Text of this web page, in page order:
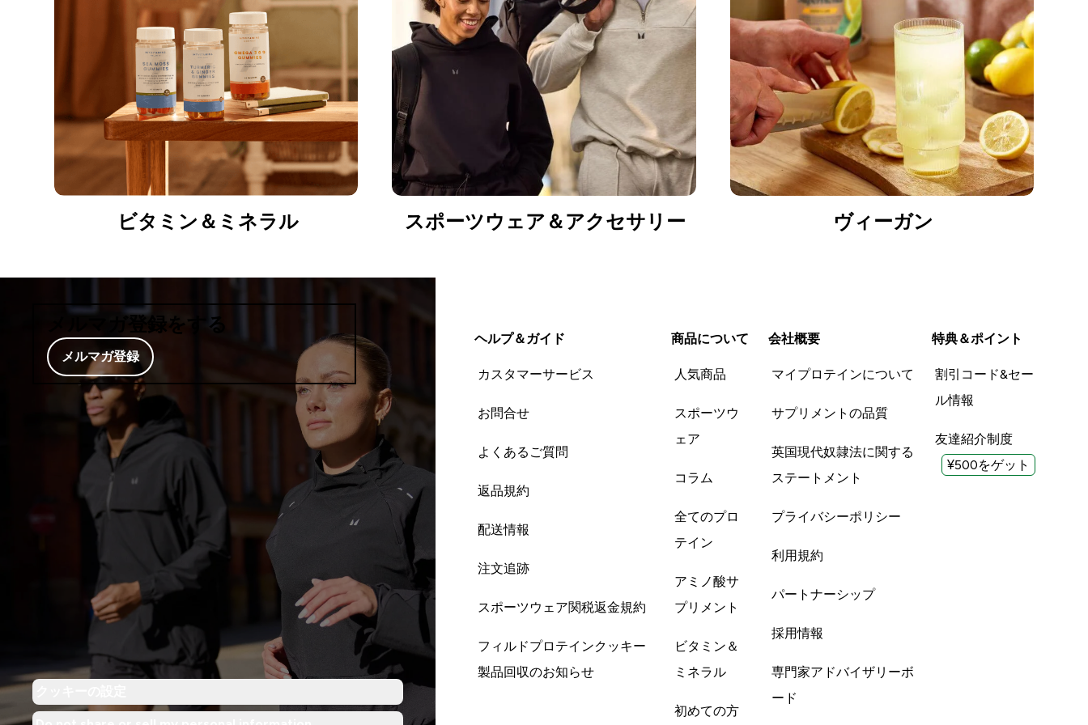
ビタミン＆ミネラル スポーツウェア＆アクセサリー ヴィーガン
メルマガ登録をする
メルマガ登録
ヘルプ＆ガイド
カスタマーサービス
お問合せ
よくあるご質問
返品規約
配送情報
注文追跡
スポーツウェア関税返金規約
フィルドプロテインクッキー
製品回収のお知らせ
商品について
人気商品
スポーツウ
ェア
コラム
全てのプロ
テイン
アミノ酸サ
プリメント
ビタミン＆
ミネラル
初めての方
会社概要
マイプロテインについて
サプリメントの品質
英国現代奴隷法に関する
ステートメント
プライバシーポリシー
利用規約
パートナーシップ
採用情報
専門家アドバイザリーボ
ード
特典＆ポイント
割引コード&セー
ル情報
友達紹介制度
¥500をゲット